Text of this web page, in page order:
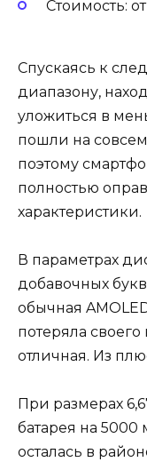
Стоимость:
Спускаясь к
диапазону,
уложиться в
пошли на
поэтому
полностью
характеристики.
В параметрах
добавочных букв
обычная
потеряла своего
отличная. Из
При размерах
батарея на 5000
осталась в